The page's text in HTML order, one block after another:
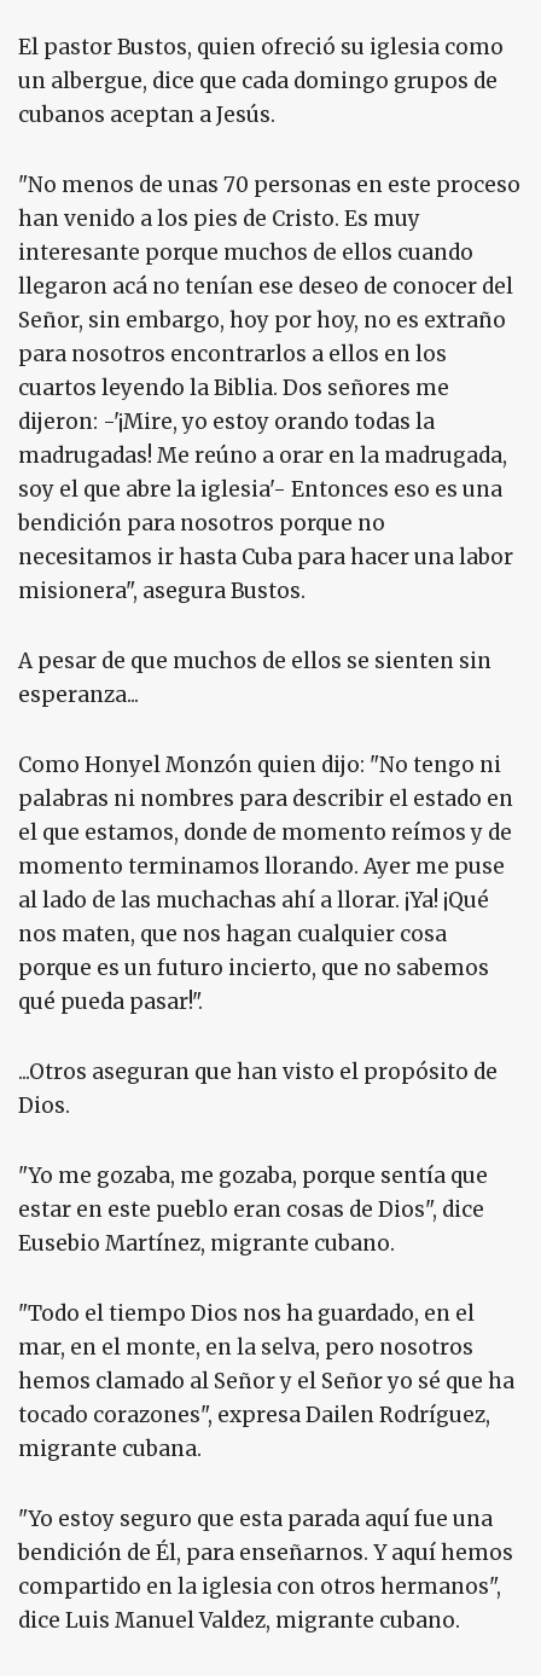
El pastor Bustos, quien ofreció su iglesia como
un albergue, dice que cada domingo grupos de
cubanos aceptan a Jesús.
"No menos de unas 70 personas en este proceso
han venido a los pies de Cristo. Es muy
interesante porque muchos de ellos cuando
llegaron acá no tenían ese deseo de conocer del
Señor, sin embargo, hoy por hoy, no es extraño
para nosotros encontrarlos a ellos en los
cuartos leyendo la Biblia. Dos señores me
dijeron: -'¡Mire, yo estoy orando todas la
madrugadas! Me reúno a orar en la madrugada,
soy el que abre la iglesia'- Entonces eso es una
bendición para nosotros porque no
necesitamos ir hasta Cuba para hacer una labor
misionera", asegura Bustos.
A pesar de que muchos de ellos se sienten sin
esperanza...
Como Honyel Monzón quien dijo: "No tengo ni
palabras ni nombres para describir el estado en
el que estamos, donde de momento reímos y de
momento terminamos llorando. Ayer me puse
al lado de las muchachas ahí a llorar. ¡Ya! ¡Qué
nos maten, que nos hagan cualquier cosa
porque es un futuro incierto, que no sabemos
qué pueda pasar!".
...Otros aseguran que han visto el propósito de
Dios.
"Yo me gozaba, me gozaba, porque sentía que
estar en este pueblo eran cosas de Dios", dice
Eusebio Martínez, migrante cubano.
"Todo el tiempo Dios nos ha guardado, en el
mar, en el monte, en la selva, pero nosotros
hemos clamado al Señor y el Señor yo sé que ha
tocado corazones", expresa Dailen Rodríguez,
migrante cubana.
"Yo estoy seguro que esta parada aquí fue una
bendición de Él, para enseñarnos. Y aquí hemos
compartido en la iglesia con otros hermanos",
dice Luis Manuel Valdez, migrante cubano.